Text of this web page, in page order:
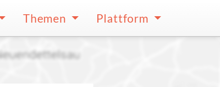
Themen Plattform